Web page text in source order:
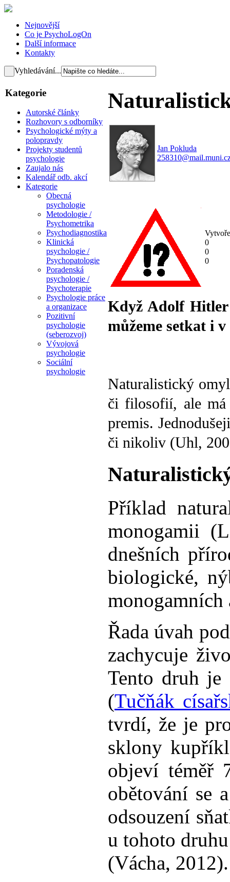
Nejnovější
Co je PsychoLogOn
Další informace
Kontakty
Vyhledávání...
Kategorie
Autorské články
Rozhovory s odborníky
Psychologické mýty a
polopravdy
Projekty studentů
psychologie
Zaujalo nás
Kalendář odb. akcí
Kategorie
Obecná
psychologie
Metodologie /
Psychometrika
Psychodiagnostika
Klinická
psychologie /
Psychopatologie
Poradenská
psychologie /
Psychoterapie
Psychologie práce
a organizace
Pozitivní
psychologie
(seberozvoj)
Vývojová
psychologie
Sociální
psychologie
Jan Pokluda
0
0
0
Když Adolf Hitler
můžeme setkat i
Naturalistický
či filosofií, ale má
premis.
či nikoliv (Uhl,
Příklad
monogamii
dnešních
biologické,
monogamních
Řada úvah
zachycuje
Tento druh je
(Tučňák
tvrdí, že je
sklony
objeví téměř
obětování se
odsouzení
u tohoto
(Vácha, 2012).